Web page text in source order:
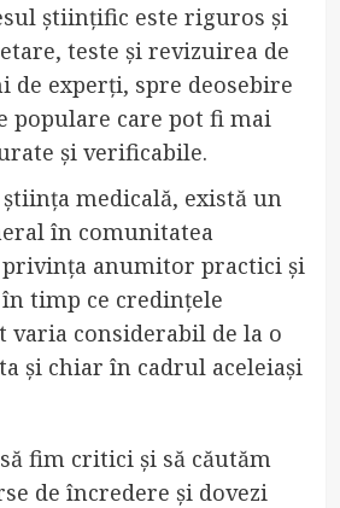
științific este riguros și
teste și revizuirea de
de experți, spre deosebire
populare care pot fi mai
și verificabile.
medicală, există un
în comunitatea
anumitor practici și
timp ce credințele
varia considerabil de la o
și chiar în cadrul aceleiași
fim critici și să căutăm
de încredere și dovezi